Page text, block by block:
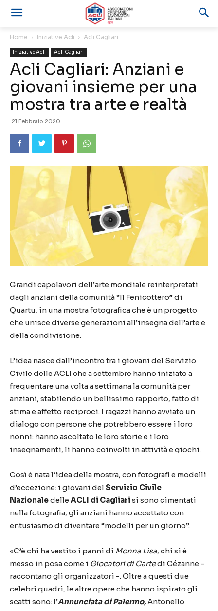
Home Iniziative Acli Acli Cagliari
Iniziative Acli Acli Cagliari
Acli Cagliari: Anziani e
giovani insieme per una
mostra tra arte e realtà
21 Febbraio 2020
Grandi capolavori dell’arte mondiale reinterpretati
dagli anziani della comunità “Il Fenicottero” di
Quartu, in una mostra fotografica che è un progetto
che unisce diverse generazioni all’insegna dell’arte e
della condivisione.
L’idea nasce dall’incontro tra i giovani del Servizio
Civile delle ACLI che a settembre hanno iniziato a
frequentare una volta a settimana la comunità per
anziani, stabilendo un bellissimo rapporto, fatto di
stima e affetto reciproci. I ragazzi hanno avviato un
dialogo con persone che potrebbero essere i loro
nonni: hanno ascoltato le loro storie e i loro
insegnamenti, li hanno coinvolti in attività e giochi.
Così è nata l’idea della mostra, con fotografi e modelli
d’eccezione: i giovani del Servizio Civile
Nazionaledelle ACLI di Cagliari si sono cimentati
nella fotografia, gli anziani hanno accettato con
entusiasmo di diventare “modelli per un giorno”.
«C’è chi ha vestito i panni di Monna Lisa, chi si è
messo in posa come i Giocatori di Cartedi Cézanne –
raccontano gli organizzatori -. Oltre a questi due
celebri quadri, le altre opere che hanno ispirato gli
scatti sono: l’Annunciata di Palermo,Antonello